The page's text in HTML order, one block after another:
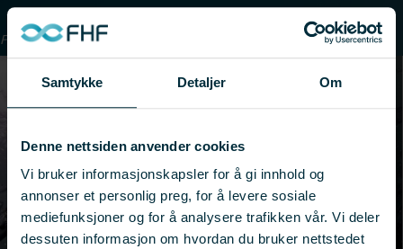
Samtykke Detaljer Om
Denne nettsiden anvender cookies
Vi bruker informasjonskapsler for å gi innhold og
annonser et personlig preg, for å levere sosiale
mediefunksjoner og for å analysere trafikken vår. Vi deler
dessuten informasjon om hvordan du bruker nettstedet
Foto: Aleksander Nordahl